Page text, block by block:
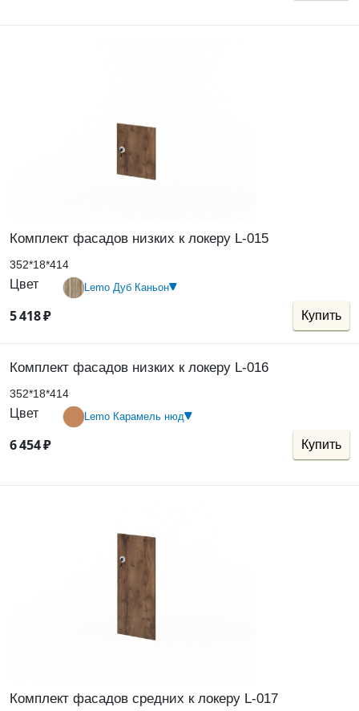
Комплект фасадов низких к локеру L-015
352*18*414
Цвет Lemo Дуб Каньон
5418₽ Купить
Комплект фасадов низких к локеру L-016
352*18*414
Цвет Lemo Карамель нюд
6454₽ Купить
Комплект фасадов средних к локеру L-017